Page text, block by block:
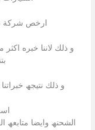
ارخص شركة
و ذلك نتیجھ
الشحنھ وایضا